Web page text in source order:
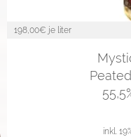
198,00€ je liter
inkl.